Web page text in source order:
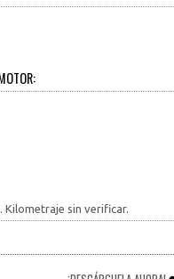
Kilometraje sin verificar.